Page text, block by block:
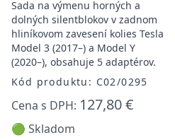
Sada na výmenu horných a
dolných silentblokov v zadnom
hliníkovom zavesení kolies Tesla
Model 3 (2017–) a Model Y
(2020–), obsahuje 5 adaptérov.
Kód produktu: C02/0295
Cena s DPH: 127,80 €
🟢 Skladom